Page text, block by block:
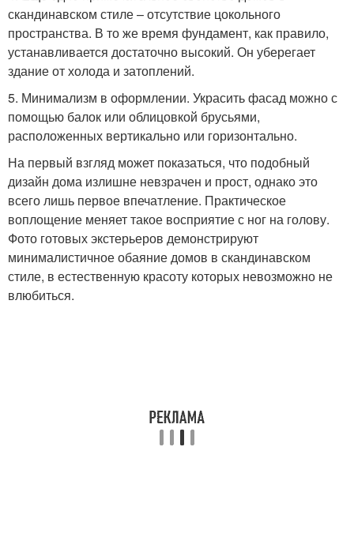
скандинавском стиле – отсутствие цокольного
пространства. В то же время фундамент, как правило,
устанавливается достаточно высокий. Он уберегает
здание от холода и затоплений.
5. Минимализм в оформлении. Украсить фасад можно с
помощью балок или облицовкой брусьями,
расположенных вертикально или горизонтально.
На первый взгляд может показаться, что подобный
дизайн дома излишне невзрачен и прост, однако это
всего лишь первое впечатление. Практическое
воплощение меняет такое восприятие с ног на голову.
Фото готовых экстерьеров демонстрируют
минималистичное обаяние домов в скандинавском
стиле, в естественную красоту которых невозможно не
влюбиться.